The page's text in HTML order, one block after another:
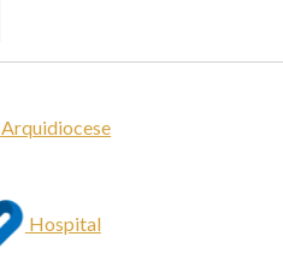
Arquidiocese
Hospital